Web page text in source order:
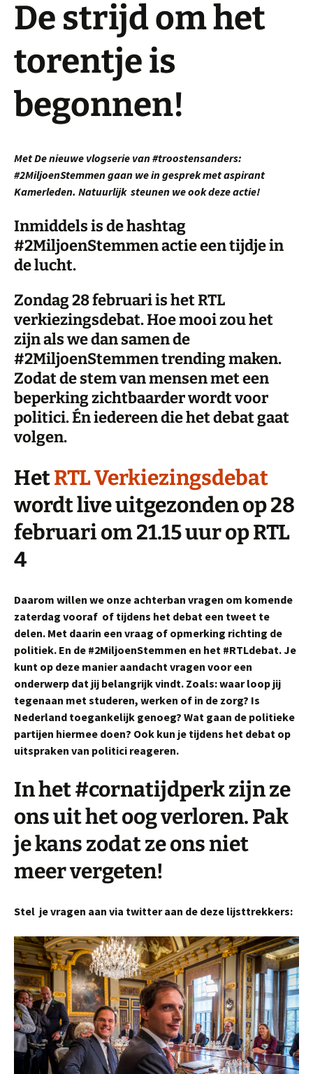
De strijd om het
torentje is
begonnen!
Met De nieuwe vlogserie van #troostensanders:
#2MiljoenStemmen gaan we in gesprek met aspirant
Kamerleden. Natuurlijk steunen we ook deze actie!
Inmiddels is de hashtag
#2MiljoenStemmen actie een tijdje in
de lucht.
Zondag 28 februari is het RTL
verkiezingsdebat. Hoe mooi zou het
zijn als we dan samen de
#2MiljoenStemmen trending maken.
Zodat de stem van mensen met een
beperking zichtbaarder wordt voor
politici. Én iedereen die het debat gaat
volgen.
HetRTL Verkiezingsdebat
wordt live uitgezonden op 28
februari om 21.15 uur op RTL
4
Daarom willen we onze achterban vragen om komende
zaterdag vooraf of tijdens het debat een tweet te
delen. Met daarin een vraag of opmerking richting de
politiek. En de #2MiljoenStemmen en het #RTLdebat. Je
kunt op deze manier aandacht vragen voor een
onderwerp dat jij belangrijk vindt. Zoals: waar loop jij
tegenaan met studeren, werken of in de zorg? Is
Nederland toegankelijk genoeg? Wat gaan de politieke
partijen hiermee doen? Ook kun je tijdens het debat op
uitspraken van politici reageren.
In het #cornatijdperk zijn ze
ons uit het oog verloren. Pak
je kans zodat ze ons niet
meer vergeten!
Stel je vragen aan via twitter aan de deze lijsttrekkers: